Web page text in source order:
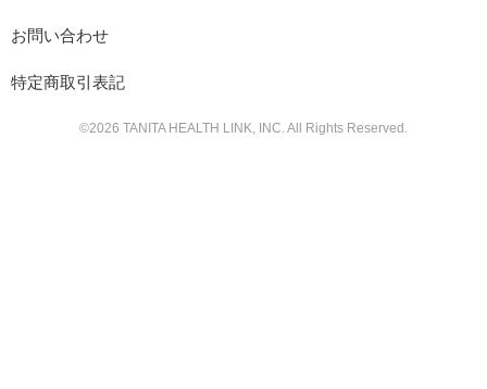
お問い合わせ
特定商取引表記
©2026 TANITA HEALTH LINK, INC. All Rights Reserved.